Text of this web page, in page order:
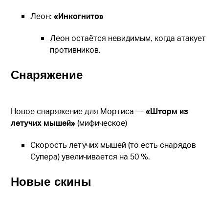
Леон:«Инкогнито»
Леон остаётся невидимым, когда атакует
противников.
Снаряжение
Новое снаряжение для Мортиса —«Шторм из
летучих мышей» (мифическое)
Скорость летучих мышей (то есть снарядов
Супера) увеличивается на 50 %.
Новые скины